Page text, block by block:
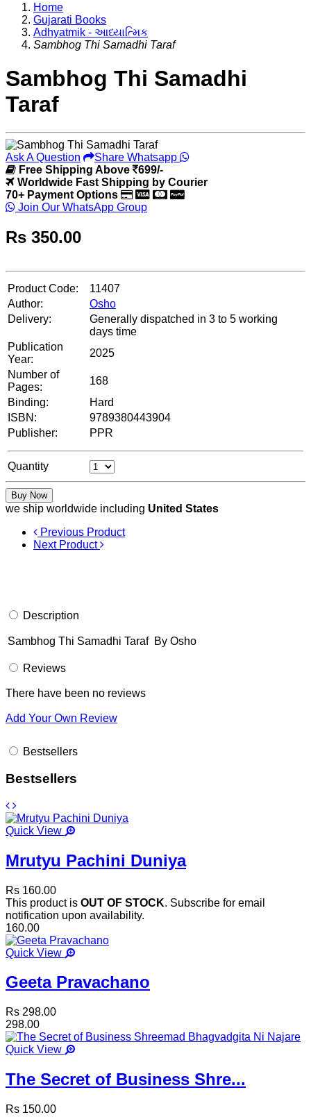
Home
Gujarati Books
Adhyatmik - આધ્યાત્મિક
Sambhog Thi Samadhi Taraf
Sambhog Thi Samadhi
Taraf
Ask A Question
Share Whatsapp
Free Shipping Above
699/-
Worldwide Fast Shipping by Courier
70+ Payment Options
Join Our WhatsApp Group
Rs 350.00
Product Code:
11407
Author:
Osho
Delivery:
Generally dispatched in 3 to 5 working
days time
Publication
Year:
2025
Number of
Pages:
168
Binding:
Hard
ISBN:
9789380443904
Publisher:
PPR
Quantity
Buy Now
we ship worldwide including United States
Previous Product
Next Product
Description
Sambhog Thi Samadhi Taraf By Osho
Reviews
There have been no reviews
Add Your Own Review
Bestsellers
Bestsellers
Quick View
Mrutyu Pachini Duniya
Rs 160.00
This product is OUT OF STOCK. Subscribe for email
notification upon availability.
160.00
Quick View
Geeta Pravachano
Rs 298.00
298.00
Quick View
The Secret of Business Shre...
Rs 150.00